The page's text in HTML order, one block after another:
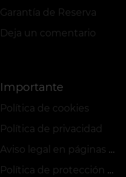
Garantía de Reserva
Deja un comentario
Importante
Política de cookies
Política de privacidad
Aviso legal en páginas web
Política de protección de datos